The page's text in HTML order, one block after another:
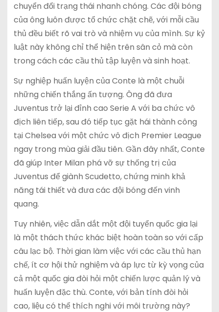
chuyển đổi trạng thái nhanh chóng. Các đội bóng
của ông luôn được tổ chức chặt chẽ, với mỗi cầu
thủ đều biết rõ vai trò và nhiệm vụ của mình. Sự kỷ
luật này không chỉ thể hiện trên sân cỏ mà còn
trong cách các cầu thủ tập luyện và sinh hoạt.
Sự nghiệp huấn luyện của Conte là một chuỗi
những chiến thắng ấn tượng. Ông đã đưa
Juventus trở lại đỉnh cao Serie A với ba chức vô
địch liên tiếp, sau đó tiếp tục gặt hái thành công
tại Chelsea với một chức vô địch Premier League
ngay trong mùa giải đầu tiên. Gần đây nhất, Conte
đã giúp Inter Milan phá vỡ sự thống trị của
Juventus để giành Scudetto, chứng minh khả
năng tái thiết và đưa các đội bóng đến vinh
quang.
Tuy nhiên, việc dẫn dắt một đội tuyển quốc gia lại
là một thách thức khác biệt hoàn toàn so với cấp
câu lạc bộ. Thời gian làm việc với các cầu thủ hạn
chế, ít cơ hội thử nghiệm và áp lực từ kỳ vọng của
cả một quốc gia đòi hỏi một chiến lược quản lý và
huấn luyện đặc thù. Conte, với bản tính đòi hỏi
cao, liệu có thể thích nghi với môi trường này?